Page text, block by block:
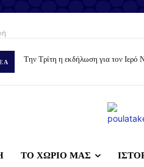
Την Τρίτη η εκδήλωση για τον
ΤΟ ΧΩΡΙΟ ΜΑΣ